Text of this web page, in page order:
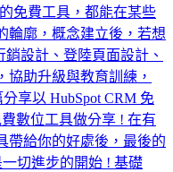
免費工具，都能在某些
輪廓，概念建立後，若想
設計、登陸頁面設計、
協助升級與教育訓練，
享以 HubSpot CRM 免
數位工具做分享 ! 在有
帶給你的好處後，最後的
切進步的開始 ! 基礎